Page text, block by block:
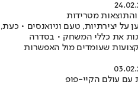
על יצירתיות, טעם וניואנסים • כעת,
את כללי המשחק • בסדרה
שעומדים מול האפשרות
עם עולם הקיי-פופ